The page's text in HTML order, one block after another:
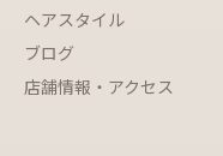
ヘアスタイル
ブログ
店舗情報・アクセス